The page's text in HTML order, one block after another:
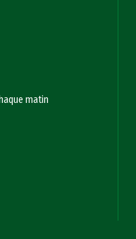
matin